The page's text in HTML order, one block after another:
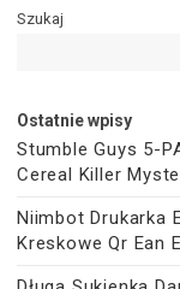
Szukaj
Ostatnie wpisy
Stumble Guys 5-
Cereal Killer
Niimbot Drukarka
Kreskowe Qr Ean